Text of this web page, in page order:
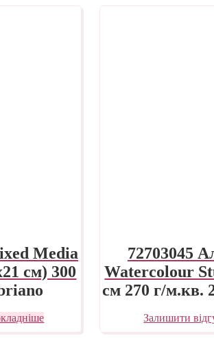
Media
см) 300
72703045
Watercolour
см 270 г/м.кв.
Залишити